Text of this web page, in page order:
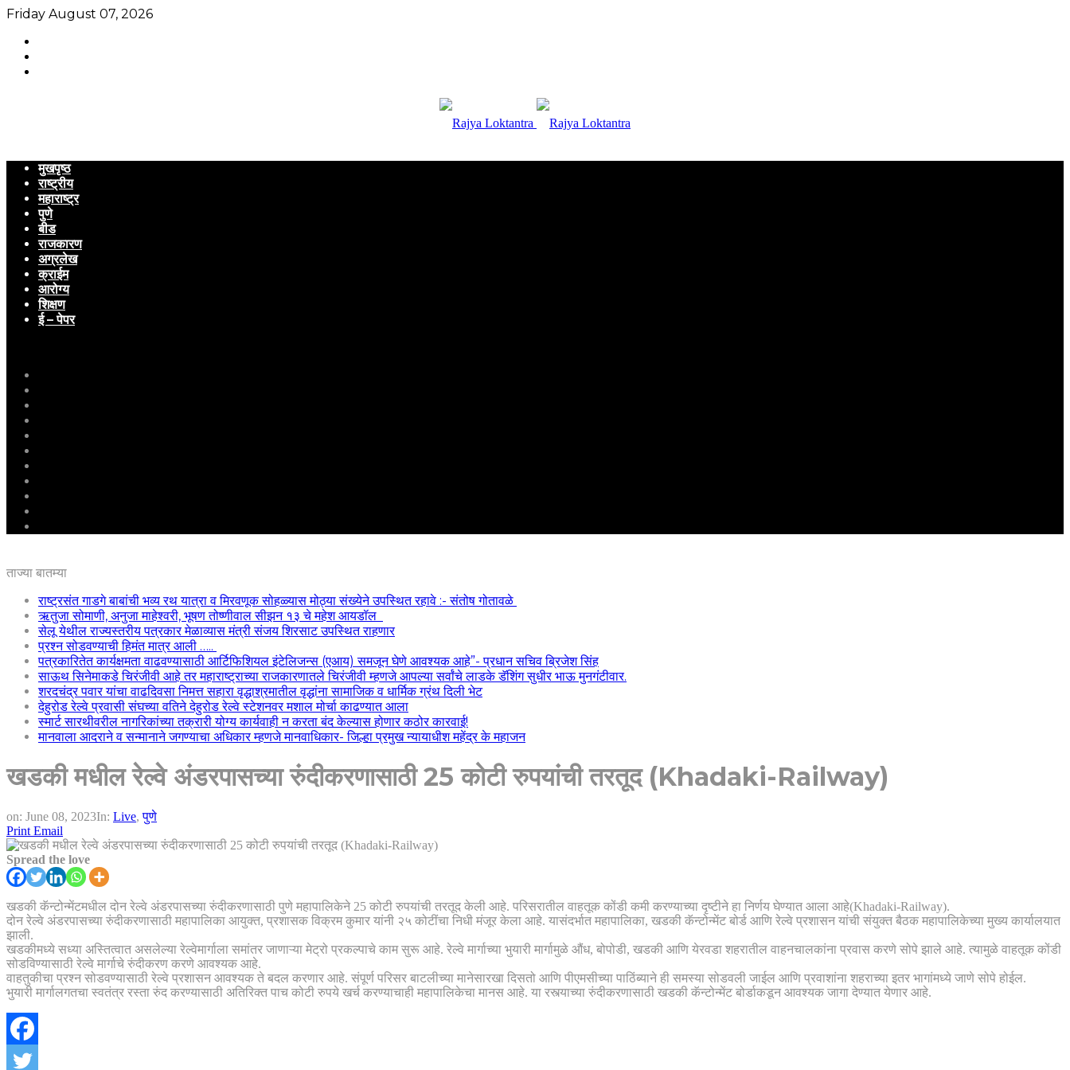
Friday August 07, 2026
मुखपृष्ठ
राष्ट्रीय
महाराष्ट्र
पुणे
बीड
राजकारण
अग्रलेख
क्राईम
आरोग्य
शिक्षण
ई – पेपर
ताज्या बातम्या
राष्ट्रसंत गाडगे बाबांची भव्य रथ यात्रा व मिरवणूक सोहळ्यास मोठ्या संख्येने उपस्थित रहावे :- संतोष गोतावळे
ऋतुजा सोमाणी, अनुजा माहेश्वरी, भूषण तोष्णीवाल सीझन १३ चे महेश आयडॉल
सेलू येथील राज्यस्तरीय पत्रकार मेळाव्यास मंत्री संजय शिरसाट उपस्थित राहणार
प्रश्न सोडवण्याची हिमंत मात्र आली …..
पत्रकारितेत कार्यक्षमता वाढवण्यासाठी आर्टिफिशियल इंटेलिजन्स (एआय) समजून घेणे आवश्यक आहे”- प्रधान सचिव ब्रिजेश सिंह
साऊथ सिनेमाकडे चिरंजीवी आहे तर महाराष्ट्राच्या राजकारणातले चिरंजीवी म्हणजे आपल्या सर्वांचे लाडके डॅशिंग सुधीर भाऊ मुनगंटीवार.
शरदचंद्र पवार यांचा वाढदिवसा निमत्त सहारा वृद्धाश्रमातील वृद्धांना सामाजिक व धार्मिक ग्रंथ दिली भेट
देहुरोड रेल्वे प्रवासी संघच्या वतिने देहुरोड रेल्वे स्टेशनवर मशाल मोर्चा काढण्यात आला
स्मार्ट सारथीवरील नागरिकांच्या तक्रारी योग्य कार्यवाही न करता बंद केल्यास होणार कठोर कारवाई!
मानवाला आदराने व सन्मानाने जगण्याचा अधिकार म्हणजे मानवाधिकार- जिल्हा प्रमुख न्यायाधीश महेंद्र के महाजन
खडकी मधील रेल्वे अंडरपासच्या रुंदीकरणासाठी 25 कोटी रुपयांची तरतूद (Khadaki-Railway)
on: June 08, 2023In: Live,पुणे
Print Email
Spread the love
खडकी कॅन्टोन्मेंटमधील दोन रेल्वे अंडरपासच्या रुंदीकरणासाठी पुणे महापालिकेने 25 कोटी रुपयांची तरतूद केली आहे. परिसरातील वाहतूक कोंडी कमी करण्याच्या दृष्टीने हा निर्णय घेण्यात आला आहे(Khadaki-Railway).
दोन रेल्वे अंडरपासच्या रुंदीकरणासाठी महापालिका आयुक्त, प्रशासक विक्रम कुमार यांनी २५ कोटींचा निधी मंजूर केला आहे. यासंदर्भात महापालिका, खडकी कॅन्टोन्मेंट बोर्ड आणि रेल्वे प्रशासन यांची संयुक्त बैठक महापालिकेच्या मुख्य कार्यालयात
झाली.
खडकीमध्ये सध्या अस्तित्वात असलेल्या रेल्वेमार्गाला समांतर जाणाऱ्या मेट्रो प्रकल्पाचे काम सुरू आहे. रेल्वे मार्गाच्या भुयारी मार्गामुळे औंध, बोपोडी, खडकी आणि येरवडा शहरातील वाहनचालकांना प्रवास करणे सोपे झाले आहे. त्यामुळे वाहतूक कोंडी
सोडविण्यासाठी रेल्वे मार्गाचे रुंदीकरण करणे आवश्यक आहे.
वाहतुकीचा प्रश्न सोडवण्यासाठी रेल्वे प्रशासन आवश्यक ते बदल करणार आहे. संपूर्ण परिसर बाटलीच्या मानेसारखा दिसतो आणि पीएमसीच्या पाठिंब्याने ही समस्या सोडवली जाईल आणि प्रवाशांना शहराच्या इतर भागांमध्ये जाणे सोपे होईल.
भुयारी मार्गालगतचा स्वतंत्र रस्ता रुंद करण्यासाठी अतिरिक्त पाच कोटी रुपये खर्च करण्याचाही महापालिकेचा मानस आहे. या रस्त्याच्या रुंदीकरणासाठी खडकी कॅन्टोन्मेंट बोर्डाकडून आवश्यक जागा देण्यात येणार आहे.